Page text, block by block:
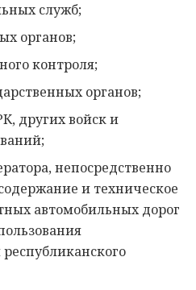
служб;
органов;
контроля;
органов;
других войск и
непосредственно
и техническое
автомобильных дорог